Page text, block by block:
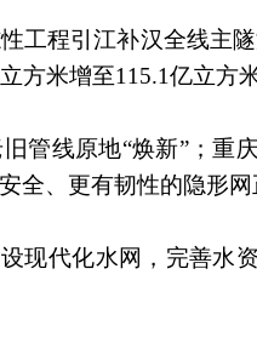
工程引江补汉全线主
方米增至115.1亿立方米
管线原地“焕新”；重
、更有韧性的隐形网
现代化水网，完善水